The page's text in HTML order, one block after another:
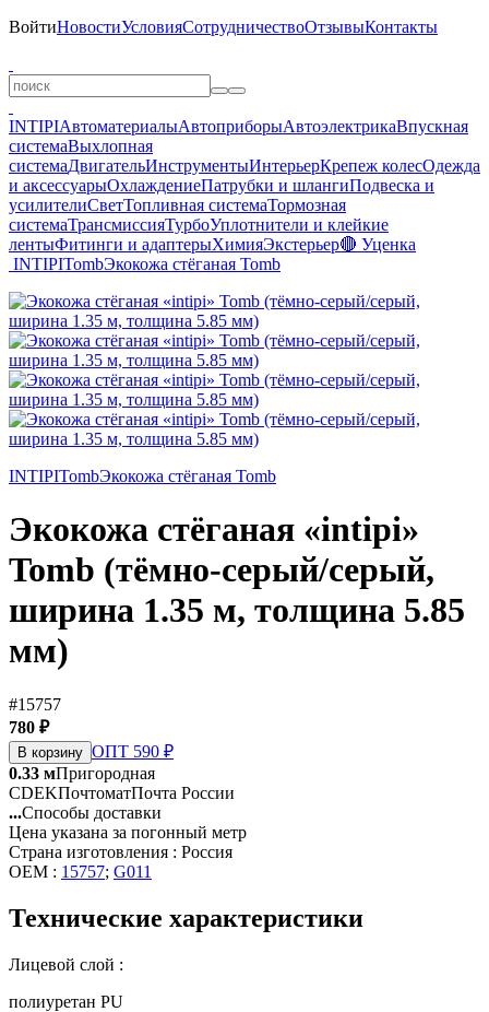
ВойтиНовостиУсловияСотрудничествоОтзывыКонтакты
INTIPIАвтоматериалыАвтоприборыАвтоэлектрикаВпускная
системаВыхлопная
системаДвигательИнструментыИнтерьерКрепеж колесОдежда
и аксессуарыОхлаждениеПатрубки и шлангиПодвеска и
усилителиСветТопливная системаТормозная
системаТрансмиссияТурбоУплотнители и клейкие
лентыФитинги и адаптерыХимияЭкстерьер🔴 Уценка
INTIPITombЭкокожа стёганая Tomb
INTIPITombЭкокожа стёганая Tomb
Экокожа стёганая «intipi»
Tomb (тёмно-серый/серый,
ширина 1.35 м, толщина 5.85
мм)
#15757
780 ₽
В корзину ОПТ 590 ₽
0.33 мПригородная
CDEKПочтоматПочта России
...Способы доставки
Цена указана за погонный метр
Страна изготовления : Россия
OEM : 15757; G011
Технические характеристики
Лицевой слой :
полиуретан PU